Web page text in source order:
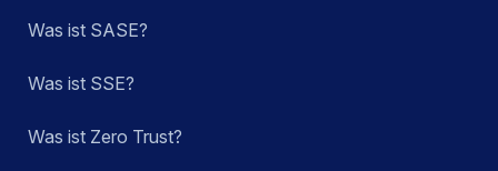
Was ist SASE?
Was ist SSE?
Was ist Zero Trust?